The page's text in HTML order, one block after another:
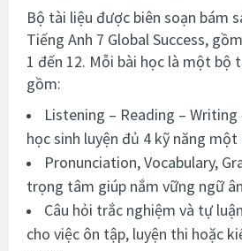
Bộ tài liệu được biên soạn bám
Tiếng Anh 7 Global Success,
1 đến 12. Mỗi bài học là một bộ
gồm:
Listening – Reading – Writing
học sinh luyện đủ 4 kỹ năng một
Pronunciation, Vocabulary,
trọng tâm giúp nắm vững ngữ
Câu hỏi trắc nghiệm và tự
cho việc ôn tập, luyện thi hoặc